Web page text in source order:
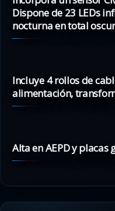
Dispone de 23 LEDs
nocturna en total
Incluye 4 rollos de
alimentación,
Alta en AEPD y placas